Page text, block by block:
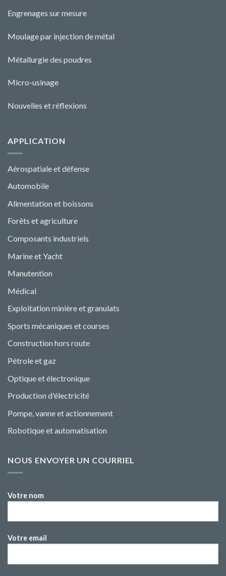
Engrenages sur mesure
Moulage par injection de métal
Métallurgie des poudres
Micro-usinage
Nouvelles et réflexions
APPLICATION
Aérospatiale et défense
Automobile
Alimentation et boissons
Forêts et agriculture
Composants industriels
Marine et Yacht
Manutention
Médical
Exploitation minière et granulats
Sports mécaniques et courses
Construction hors route
Pétrole et gaz
Optique et électronique
Production d'électricité
Pompe, vanne et actionnement
Robotique et automatisation
NOUS ENVOYER UN COURRIEL
Votre nom
Votre email